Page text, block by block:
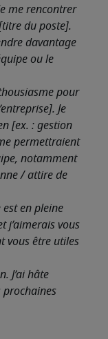
me rencontrer
du poste].
davantage
ou le
pour
Je
[ex. : gestion
permettraient
notamment
/ attire de
est en pleine
j’aimerais vous
vous être utiles
J’ai hâte
prochaines